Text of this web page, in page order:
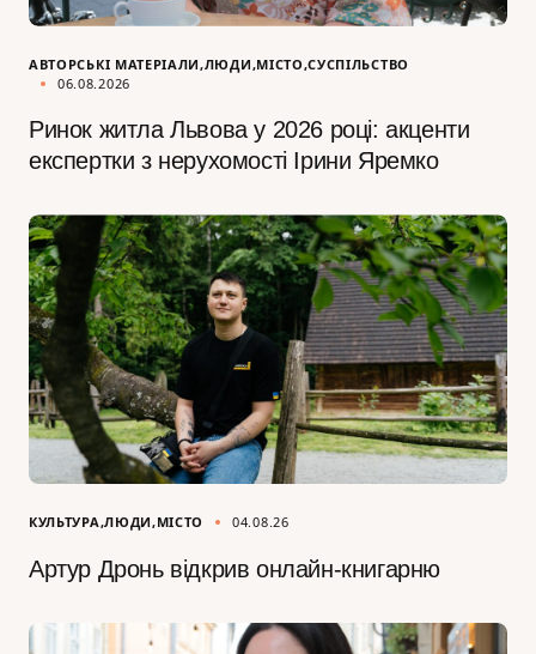
АВТОРСЬКІ МАТЕРІАЛИ ЛЮДИ МІСТО СУСПІЛЬСТВО
06.08.2026
Ринок житла Львова у 2026 році: акценти
експертки з нерухомості Ірини Яремко
КУЛЬТУРА ЛЮДИ МІСТО 04.08.26
Артур Дронь відкрив онлайн-книгарню